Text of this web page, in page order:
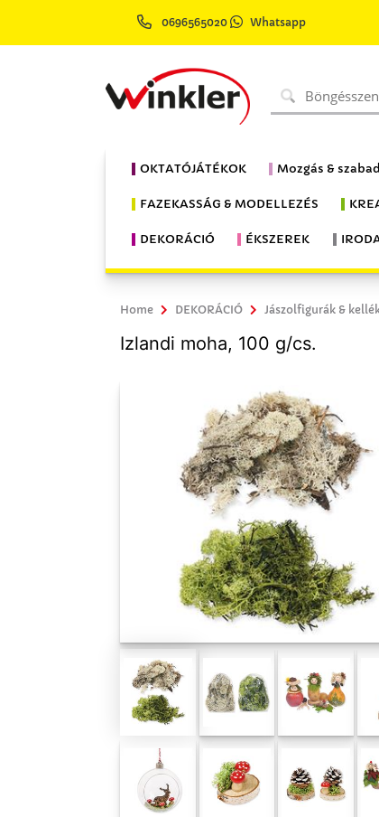
0696565020 Whatsapp
OKTATÓJÁTÉKOK Mozgás &
FAZEKASSÁG & MODELLEZÉS
DEKORÁCIÓ ÉKSZEREK
Home DEKORÁCIÓ Jászolfigurák &
Izlandi moha, 100 g/cs.